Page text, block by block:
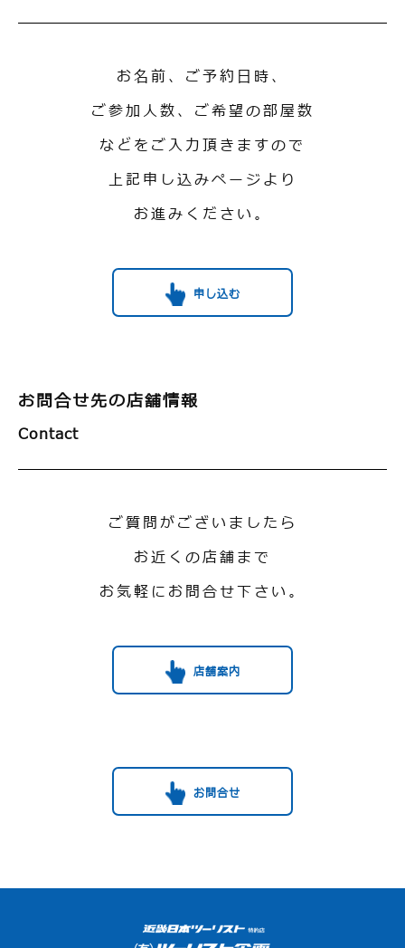
お名前、ご予約日時、
ご参加人数、ご希望の部屋数
などを ご入力頂きますので
上記申し込みページより
お進みください。
申し込む
お問合せ先の店舗情報
Contact
ご質問がございましたら
お近くの店舗まで
お気軽にお問合せ下さい。
店舗案内
お問合せ